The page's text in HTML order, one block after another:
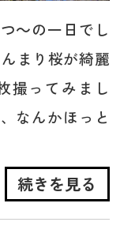
～の一日でし
まり桜が綺麗
撮ってみまし
なんかほっと
続きを見る